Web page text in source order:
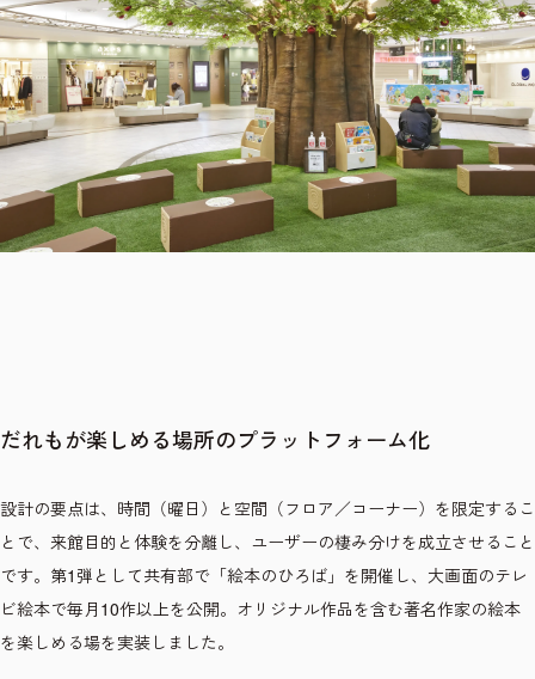
だれもが楽しめる場所のプラットフォーム化
設計の要点は、時間（曜日）と空間（フロア／コーナー）を限定するこ
とで、来館目的と体験を分離し、ユーザーの棲み分けを成立させること
です。第1弾として共有部で「絵本のひろば」を開催し、大画面のテレ
ビ絵本で毎月10作以上を公開。オリジナル作品を含む著名作家の絵本
を楽しめる場を実装しました。